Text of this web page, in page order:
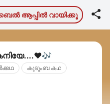
ആപ്പില്‍ വായിക്കൂ 
കുടുംബ കഥ